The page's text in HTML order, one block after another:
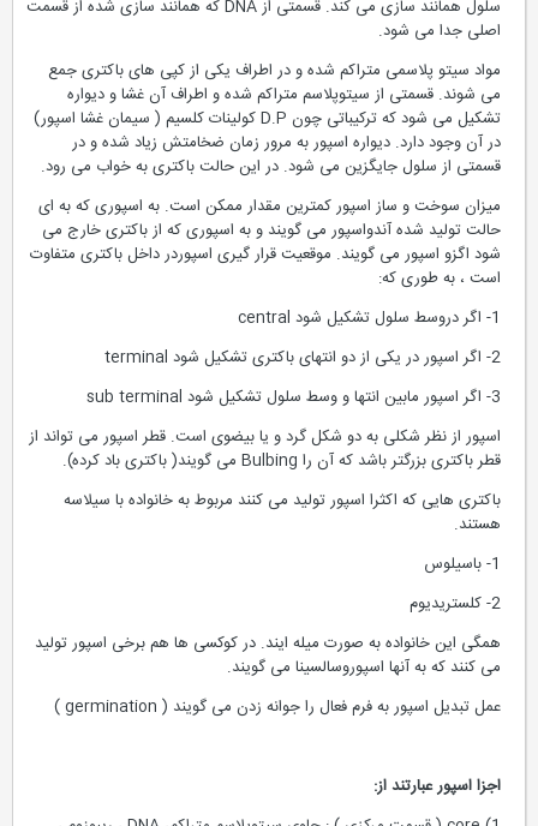
سلول همانند سازی می کند. قسمتی از DNA که همانند سازی شده از قسمت
اصلی جدا می شود.
مواد سیتو پلاسمی متراکم شده و در اطراف یکی از کپی های باکتری جمع
می شوند. قسمتی از سیتوپلاسم متراکم شده و اطراف آن غشا و دیواره
تشکیل می شود که ترکیباتی چون D.P کولینات کلسیم ( سیمان غشا اسپور)
در آن وجود دارد. دیواره اسپور به مرور زمان ضخامتش زیاد شده و در
قسمتی از سلول جایگزین می شود. در این حالت باکتری به خواب می رود.
میزان سوخت و ساز اسپور کمترین مقدار ممکن است. به اسپوری که به ای
حالت تولید شده آندواسپور می گویند و به اسپوری که از باکتری خارج می
شود اگزو اسپور می گویند. موقعیت قرار گیری اسپوردر داخل باکتری متفاوت
است ، به طوری که:
اسپور از نظر شکلی به دو شکل گرد و یا بیضوی است. قطر اسپور می تواند از
قطر باکتری بزرگتر باشد که آن را Bulbing می گویند( باکتری باد کرده).
باکتری هایی که اکثرا اسپور تولید می کنند مربوط به خانواده با سیلاسه
هستند.
همگی این خانواده به صورت میله ایند. در کوکسی ها هم برخی اسپور تولید
می کنند که به آنها اسپوروسالسینا می گویند.
عمل تبدیل اسپور به فرم فعال را جوانه زدن می گویند ( germination )
اجزا اسپور عبارتند از: